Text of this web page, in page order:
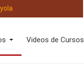
Videos de Cursos